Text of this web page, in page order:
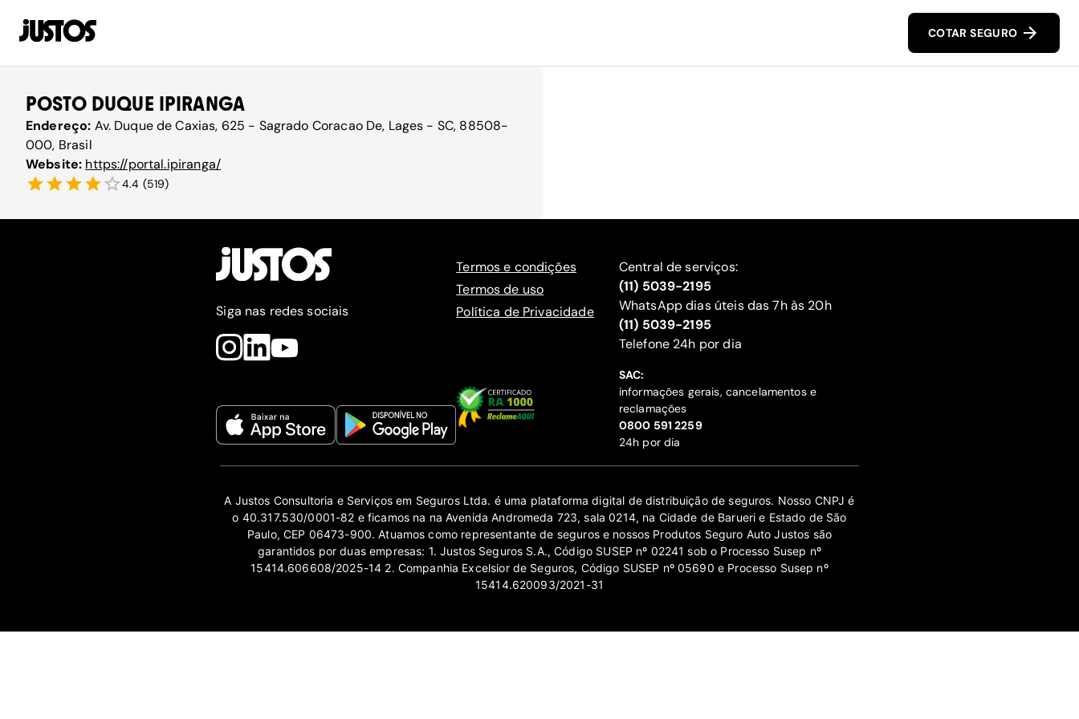
COTAR SEGURO
POSTO DUQUE IPIRANGA
Endereço: Av. Duque de Caxias, 625 - Sagrado Coracao De, Lages - SC, 88508-
000, Brasil
Website: https://portal.ipiranga/
4.4 (519)
Siga nas redes sociais
Termos e condições
Termos de uso
Política de Privacidade
Central de serviços:
(11) 5039-2195
WhatsApp dias úteis das 7h às 20h
(11) 5039-2195
‍Telefone 24h por dia
SAC:
informações gerais, cancelamentos e
reclamações
‍0800 591 2259
24h por dia
A Justos Consultoria e Serviços em Seguros Ltda. é uma plataforma digital de distribuição de seguros. Nosso CNPJ é
o 40.317.530/0001-82 e ficamos na na Avenida Andromeda 723, sala 0214, na Cidade de Barueri e Estado de São
Paulo, CEP 06473-900. Atuamos como representante de seguros e nossos Produtos Seguro Auto Justos são
garantidos por duas empresas: 1. Justos Seguros S.A., Código SUSEP nº 02241 sob o Processo Susep nº
15414.606608/2025-14 2. Companhia Excelsior de Seguros, Código SUSEP nº 05690 e Processo Susep nº
15414.620093/2021-31